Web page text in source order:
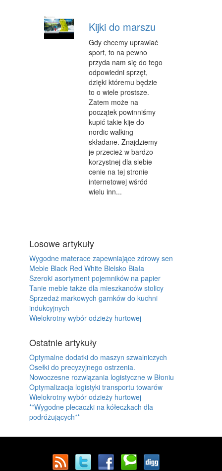
Kijki do marszu
Gdy chcemy uprawiać
sport, to na pewno
przyda nam się do tego
odpowiedni sprzęt,
dzięki któremu będzie
to o wiele prostsze.
Zatem może na
początek powinniśmy
kupić takie kije do
nordic walking
składane. Znajdziemy
je przecież w bardzo
korzystnej dla siebie
cenie na tej stronie
internetowej wśród
wielu inn...
Losowe artykuły
Wygodne materace zapewniające zdrowy sen
Meble Black Red White Bielsko Biała
Szeroki asortyment pojemników na papier
Tanie meble także dla mieszkanców stolicy
Sprzedaż markowych garnków do kuchni
indukcyjnych
Wielokrotny wybór odzieży hurtowej
Ostatnie artykuły
Optymalne dodatki do maszyn szwalniczych
Osełki do precyzyjnego ostrzenia.
Nowoczesne rozwiązania logistyczne w Błoniu
Optymalizacja logistyki transportu towarów
Wielokrotny wybór odzieży hurtowej
**Wygodne plecaczki na kółeczkach dla
podróżujących**